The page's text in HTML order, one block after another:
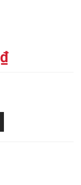
₫